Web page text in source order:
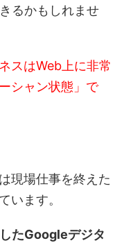
るかもしれませ
スはWeb上に非常
シャン状態」で
現場仕事を終えた
います。
たGoogleデジタ